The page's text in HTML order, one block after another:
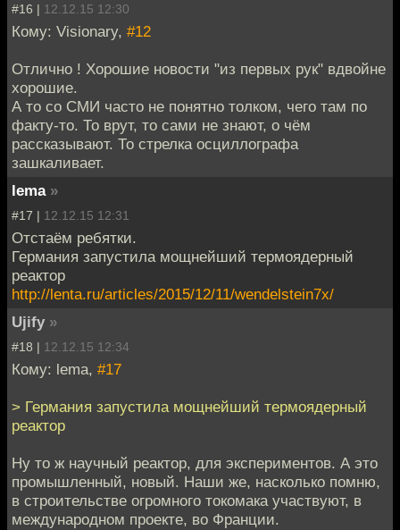
#16 | 12.12.15 12:30
Кому: Visionary, #12
Отлично ! Хорошие новости "из первых рук" вдвойне
хорошие.
А то со СМИ часто не понятно толком, чего там по
факту-то. То врут, то сами не знают, о чём
рассказывают. То стрелка осциллографа
зашкаливает.
lema »
#17 | 12.12.15 12:31
Отстаём ребятки.
Германия запустила мощнейший термоядерный
реактор
http://lenta.ru/articles/2015/12/11/wendelstein7x/
Ujify »
#18 | 12.12.15 12:34
Кому: lema, #17
> Германия запустила мощнейший термоядерный
реактор
Ну то ж научный реактор, для экспериментов. А это
промышленный, новый. Наши же, насколько помню,
в строительстве огромного токомака участвуют, в
международном проекте, во Франции.